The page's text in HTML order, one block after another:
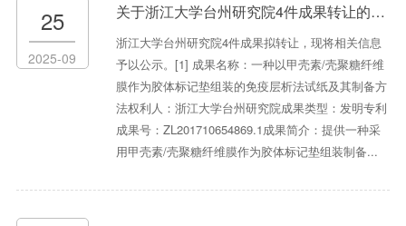
25
2025-09
关于浙江大学台州研究院4件成果转让的公示
浙江大学台州研究院4件成果拟转让，现将相关信息
予以公示。[1] 成果名称：一种以甲壳素/壳聚糖纤维
膜作为胶体标记垫组装的免疫层析法试纸及其制备方
法权利人：浙江大学台州研究院成果类型：发明专利
成果号：ZL201710654869.1成果简介：提供一种采
用甲壳素/壳聚糖纤维膜作为胶体标记垫组装制备...